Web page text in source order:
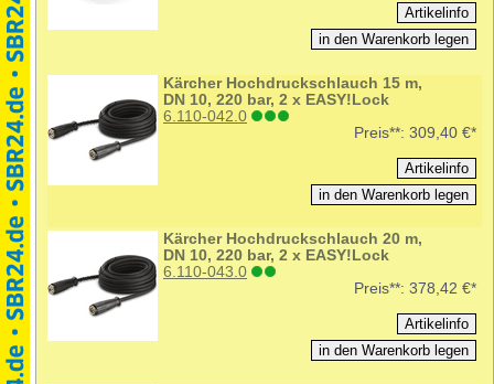
Kärcher Hochdruckschlauch 15 m,
DN 10, 220 bar, 2 x EASY!Lock
6.110-042.0
Preis**: 309,40 €*
Kärcher Hochdruckschlauch 20 m,
DN 10, 220 bar, 2 x EASY!Lock
6.110-043.0
Preis**: 378,42 €*